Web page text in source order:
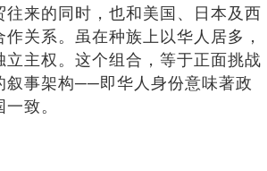
往来的同时，也和美国、日本及西
关系。虽在种族上以华人居多，
立主权。这个组合，等于正面挑战
叙事架构──即华人身份意味著政
致。